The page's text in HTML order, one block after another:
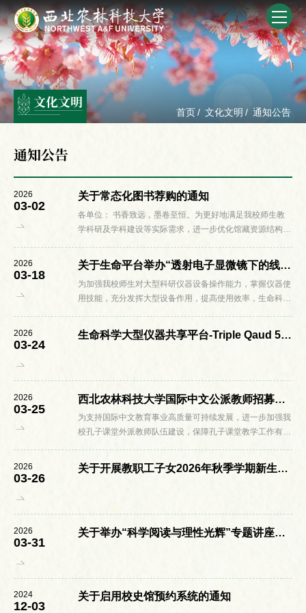
文化文明
首页 / 文化文明 / 通知公告
通知公告
2026
03-02
关于常态化图书荐购的通知
各单位： 书香致远，墨卷至恒。为更好地满足我校师生教
学科研及学科建设等实际需求，进一步优化馆藏资源结构，
善读书的文化氛围，图书馆面向全校师...
2026
03-18
关于生命平台举办“透射电子显微镜下的线粒体”的通知(第89期)
为加强我校师生对大型科研仪器设备操作能力，掌握仪器使
用技能，充分发挥大型设备作用，提高使用效率，生命科学
下的线粒体”培训，现将有关事项通...
2026
03-24
生命科学大型仪器共享平台-Triple Qaud 5500+超高效液质联用仪基本工作原理及操作的基础培训
2026
03-25
西北农林科技大学国际中文公派教师招募启事
为支持国际中文教育事业高质量可持续发展，进一步加强我
校孔子课堂外派教师队伍建设，保障孔子课堂教学工作有序
内外公开招募国际中文公派教师 1 ...
2026
03-26
关于开展教职工子女2026年秋季学期新生入园摸底登记工作的通知
2026
03-31
关于举办“科学阅读与理性光辉”专题讲座的通知
2024
12-03
关于启用校史馆预约系统的通知